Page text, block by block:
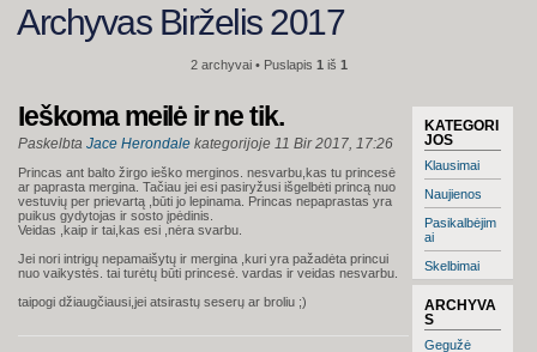
Archyvas Birželis 2017
2 archyvai • Puslapis 1 iš 1
KATEGORI
JOS
Klausimai
Naujienos
Pasikalbėjim
ai
Skelbimai
ARCHYVA
S
Gegužė
Ieškoma meilė ir ne tik.
Paskelbta Jace Herondale kategorijoje 11 Bir 2017, 17:26
Princas ant balto žirgo ieško merginos. nesvarbu,kas tu princesė
ar paprasta mergina. Tačiau jei esi pasiryžusi išgelbėti princą nuo
vestuvių per prievartą ,būti jo lepinama. Princas nepaprastas yra
puikus gydytojas ir sosto įpėdinis.
Veidas ,kaip ir tai,kas esi ,nėra svarbu.
Jei nori intrigų nepamaišytų ir mergina ,kuri yra pažadėta princui
nuo vaikystės. tai turėtų būti princesė. vardas ir veidas nesvarbu.
taipogi džiaugčiausi,jei atsirastų seserų ar broliu ;)